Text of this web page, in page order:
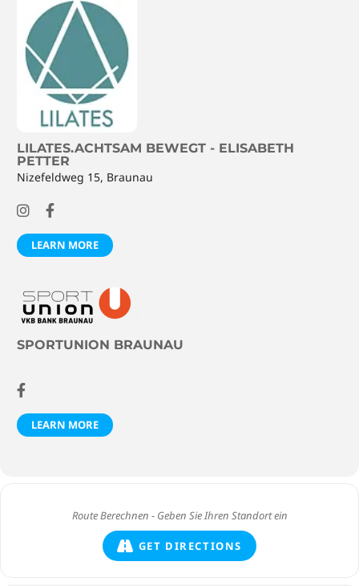
LILATES.ACHTSAM BEWEGT - ELISABETH
PETTER
Nizefeldweg 15, Braunau
LEARN MORE
SPORTUNION BRAUNAU
LEARN MORE
GET DIRECTIONS